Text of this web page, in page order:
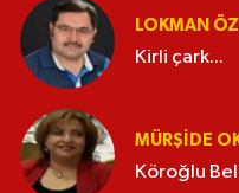
LOKMAN
Kirli çark...
MÜRŞIDE
Köroğlu